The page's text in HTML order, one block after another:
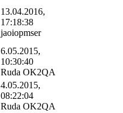
13.04.2016,
17:18:38
jaoiopmser
6.05.2015,
10:30:40
Ruda OK2QA
4.05.2015,
08:22:04
Ruda OK2QA